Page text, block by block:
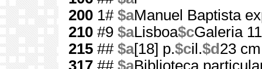
200 1# $aManuel Baptista
210 #9 $aLisboa$cGaleria
215 ## $a[18] p.$cil.$d 23 cm
317 ## $aBiblioteca